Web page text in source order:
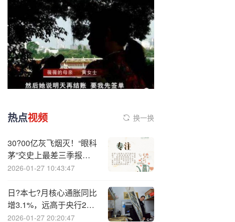
热点视频 换一换
30?00亿灰飞烟灭！“眼科
茅”交史上最差三季报，
并购套利难以为继？提防
2026-01-27 10:43:47
日?本七?月核心通胀同比
增3.1%，远高于央行2%
目标
2026-01-27 20:20:47